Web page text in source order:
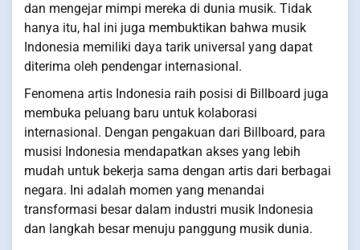
dan mengejar mimpi mereka di dunia musik. Tidak
hanya itu, hal ini juga membuktikan bahwa musik
Indonesia memiliki daya tarik universal yang dapat
diterima oleh pendengar internasional.
Fenomena artis Indonesia raih posisi di Billboard juga
membuka peluang baru untuk kolaborasi
internasional. Dengan pengakuan dari Billboard, para
musisi Indonesia mendapatkan akses yang lebih
mudah untuk bekerja sama dengan artis dari berbagai
negara. Ini adalah momen yang menandai
transformasi besar dalam industri musik Indonesia
dan langkah besar menuju panggung musik dunia.